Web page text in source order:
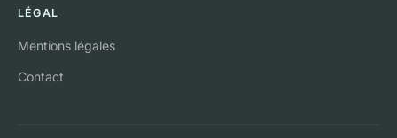
LÉGAL
Mentions légales
Contact